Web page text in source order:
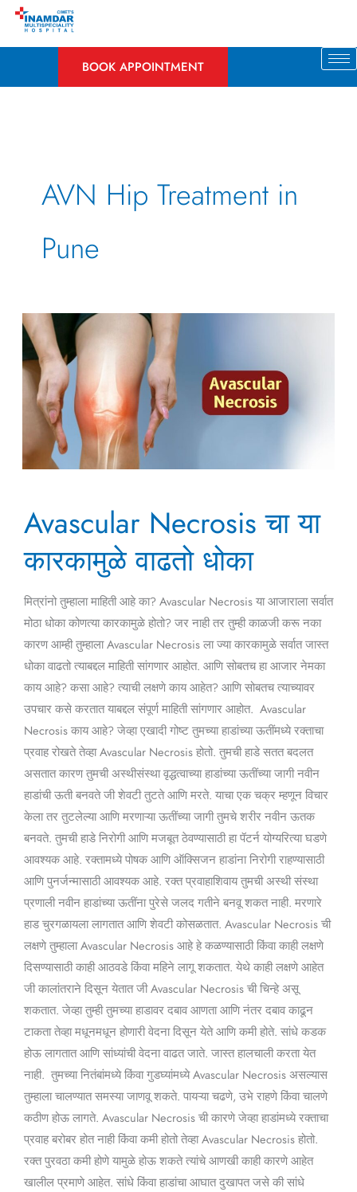
Skip
BOOK APPOINTMENT
AVN Hip Treatment in
Pune
Avascular Necrosis चा या
कारकामुळे वाढतो धोका
मित्रांनो तुम्हाला माहिती आहे का? Avascular Necrosis या आजाराला सर्वात
मोठा धोका कोणत्या कारकामुळे होतो? जर नाही तर तुम्ही काळजी करू नका
कारण आम्ही तुम्हाला Avascular Necrosis ला ज्या कारकामुळे सर्वात जास्त
धोका वाढतो त्याबद्दल माहिती सांगणार आहोत. आणि सोबतच हा आजार नेमका
काय आहे? कसा आहे? त्याची लक्षणे काय आहेत? आणि सोबतच त्याच्यावर
उपचार कसे करतात याबद्दल संपूर्ण माहिती सांगणार आहोत. Avascular
Necrosis काय आहे? जेव्हा एखादी गोष्ट तुमच्या हाडांच्या ऊतींमध्ये रक्ताचा
प्रवाह रोखते तेव्हा Avascular Necrosis होतो. तुमची हाडे सतत बदलत
असतात कारण तुमची अस्थीसंस्था वृद्धत्वाच्या हाडांच्या ऊतींच्या जागी नवीन
हाडांची ऊती बनवते जी शेवटी तुटते आणि मरते. याचा एक चक्र म्हणून विचार
केला तर तुटलेल्या आणि मरणाऱ्या ऊतींच्या जागी तुमचे शरीर नवीन ऊतक
बनवते. तुमची हाडे निरोगी आणि मजबूत ठेवण्यासाठी हा पॅटर्न योग्यरित्या घडणे
आवश्यक आहे. रक्तामध्ये पोषक आणि ऑक्सिजन हाडांना निरोगी राहण्यासाठी
आणि पुनर्जन्मासाठी आवश्यक आहे. रक्त प्रवाहाशिवाय तुमची अस्थी संस्था
प्रणाली नवीन हाडांच्या ऊतींना पुरेसे जलद गतीने बनवू शकत नाही. मरणारे
हाड चुरगळायला लागतात आणि शेवटी कोसळतात. Avascular Necrosis ची
लक्षणे तुम्हाला Avascular Necrosis आहे हे कळण्यासाठी किंवा काही लक्षणे
दिसण्यासाठी काही आठवडे किंवा महिने लागू शकतात. येथे काही लक्षणे आहेत
जी कालांतराने दिसून येतात जी Avascular Necrosis ची चिन्हे असू
शकतात. जेव्हा तुम्ही तुमच्या हाडावर दबाव आणता आणि नंतर दबाव काढून
टाकता तेव्हा मधूनमधून होणारी वेदना दिसून येते आणि कमी होते. सांधे कडक
होऊ लागतात आणि सांध्यांची वेदना वाढत जाते. जास्त हालचाली करता येत
नाही. तुमच्या नितंबांमध्ये किंवा गुडघ्यांमध्ये Avascular Necrosis असल्यास
तुम्हाला चालण्यात समस्या जाणवू शकते. पायऱ्या चढणे, उभे राहणे किंवा चालणे
कठीण होऊ लागते. Avascular Necrosis ची कारणे जेव्हा हाडांमध्ये रक्ताचा
प्रवाह बरोबर होत नाही किंवा कमी होतो तेव्हा Avascular Necrosis होतो.
रक्त पुरवठा कमी होणे यामुळे होऊ शकते त्यांचे आणखी काही कारणे आहेत
खालील प्रमाणे आहेत. सांधे किंवा हाडांचा आघात दुखापत जसे की सांधे
Necrosis
या
वाढतो
धोका